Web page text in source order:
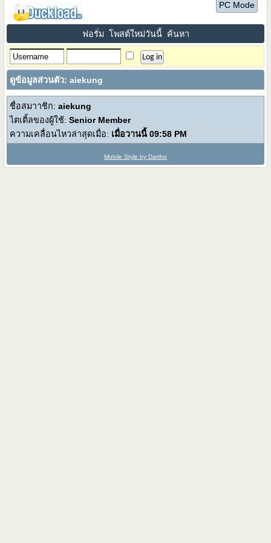
PC Mode
ฟอรั่ม โพสต์ใหม่วันนี้ ค้นหา
ดูข้อมูลส่วนตัว: aiekung
ชื่อสมาาชิก:aiekung
ไตเติ้ลของผู้ใช้:Senior Member
ความเคลื่อนไหวล่าสุดเมื่อ: เมื่อวานนี้09:58 PM
Mobile Style by Dartho